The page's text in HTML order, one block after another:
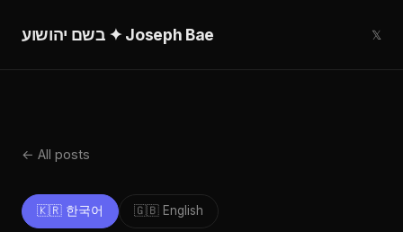
בשם יהושוע ✦ Joseph Bae 𝕏
← All posts
🇰🇷 한국어 🇬🇧 English